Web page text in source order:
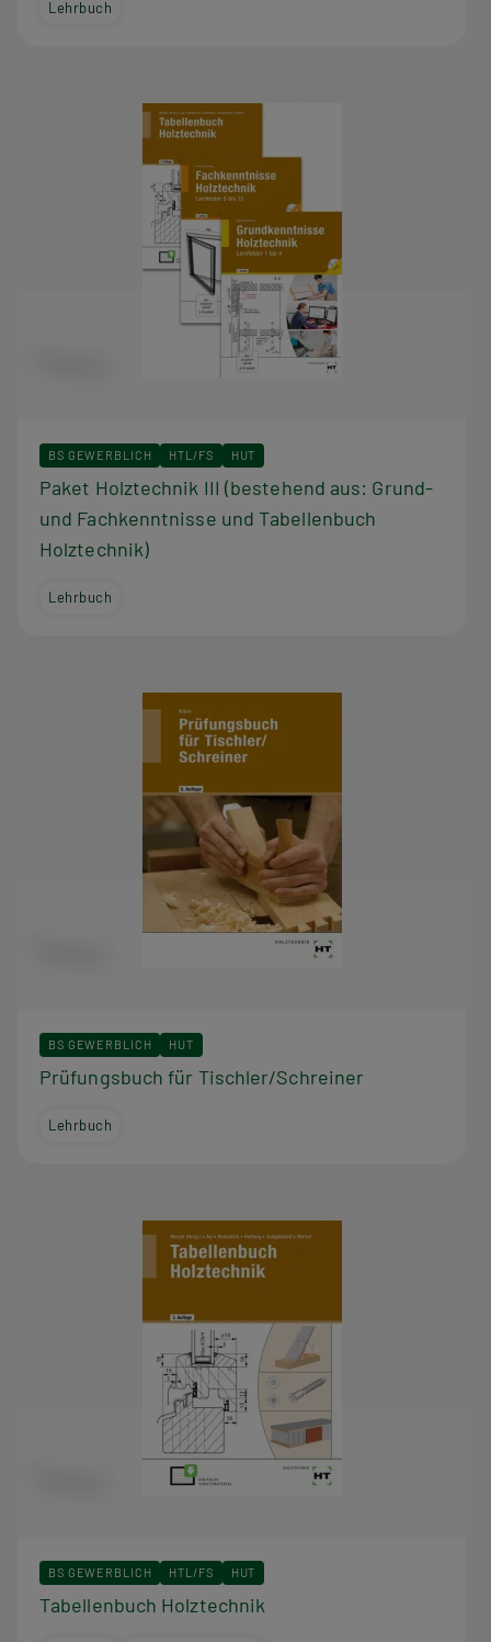
Lehrbuch
BS GEWERBLICH HTL/FS HUT
Paket Holztechnik III (bestehend aus: Grund-
und Fachkenntnisse und Tabellenbuch
Holztechnik)
Lehrbuch
BS GEWERBLICH HUT
Prüfungsbuch für Tischler/Schreiner
Lehrbuch
BS GEWERBLICH HTL/FS HUT
Tabellenbuch Holztechnik